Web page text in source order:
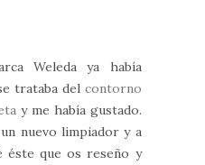
Weleda ya había
trataba del contorno
y me había gustado.
nuevo limpiador y a
éste que os reseño y